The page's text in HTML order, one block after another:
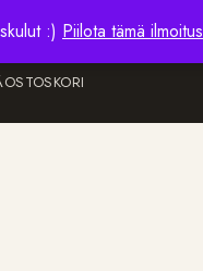
:) Piilota tämä ilmoitus
OSTOSKORI